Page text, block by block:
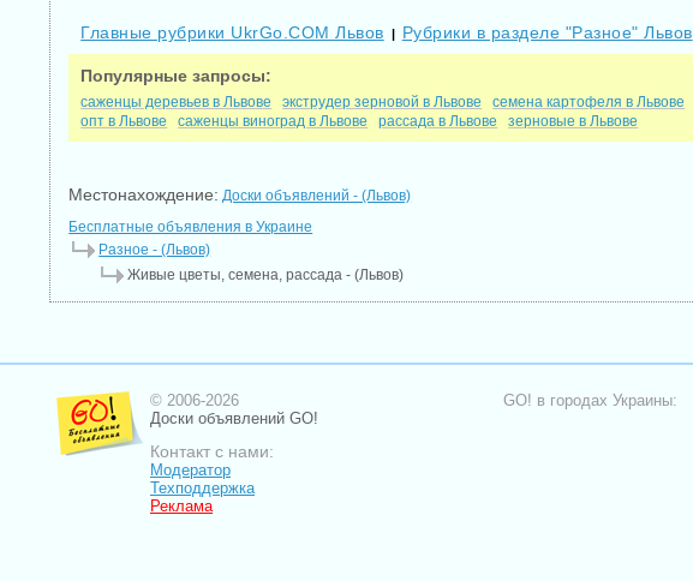
Главные рубрики UkrGo.COM Львов | Рубрики в разделе "Разное" Львов
Популярные запросы:
саженцы деревьев в Львове экструдер зерновой в Львове семена картофеля в Львове
опт в Львове
саженцы виноград в Львове рассада в Львове зерновые в Львове
Местонахождение: Доски объявлений - (Львов)
Бесплатные объявления в Украине
Разное - (Львов)
Живые цветы, семена, рассада - (Львов)
© 2006-2026
Доски объявлений GO!
Контакт с нами:
Модератор
Техподдержка
Реклама
GO! в городах Украины: